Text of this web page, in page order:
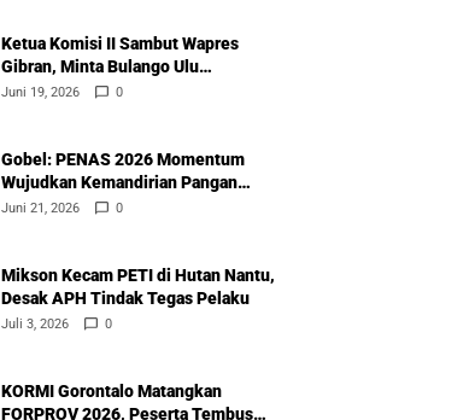
Ketua Komisi II Sambut Wapres
Gibran, Minta Bulango Ulu
Diprioritaskan
Juni 19, 2026 0
Gobel: PENAS 2026 Momentum
Wujudkan Kemandirian Pangan
Nasional
Juni 21, 2026 0
Mikson Kecam PETI di Hutan Nantu,
Desak APH Tindak Tegas Pelaku
Juli 3, 2026 0
KORMI Gorontalo Matangkan
FORPROV 2026, Peserta Tembus